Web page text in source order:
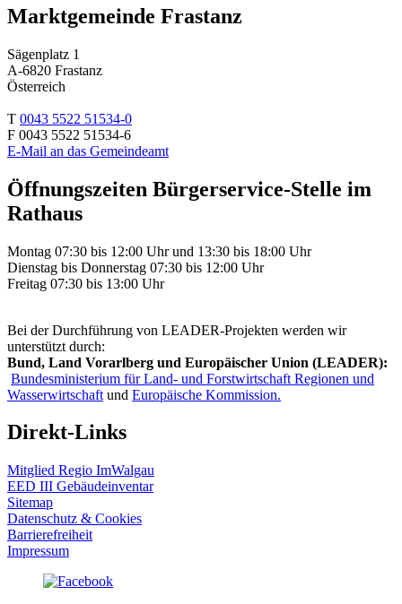
Marktgemeinde Frastanz
Sägenplatz 1
A-6820 Frastanz
Österreich
T 0043 5522 51534-0
F 0043 5522 51534-6
E-Mail an das Gemeindeamt
Öffnungszeiten Bürgerservice-Stelle im
Rathaus
Montag 07:30 bis 12:00 Uhr und 13:30 bis 18:00 Uhr
Dienstag bis Donnerstag 07:30 bis 12:00 Uhr
Freitag 07:30 bis 13:00 Uhr
Bei der Durchführung von LEADER-Projekten werden wir
unterstützt durch:
Bund, Land Vorarlberg und Europäischer Union (LEADER):
Bundesministerium für Land- und Forstwirtschaft Regionen und
Wasserwirtschaft und Europäische Kommission.
Direkt-Links
Mitglied Regio ImWalgau
EED III Gebäudeinventar
Sitemap
Datenschutz & Cookies
Barrierefreiheit
Impressum